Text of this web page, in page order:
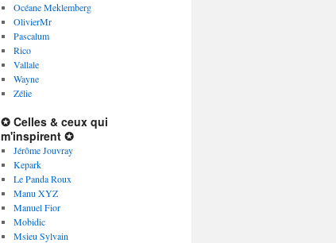
Océane Meklemberg
OlivierMr
Pascalum
Rico
Vallale
Wayne
Zélie
✪ Celles & ceux qui
m'inspirent ✪
Jérôme Jouvray
Kepark
Le Panda Roux
Manu XYZ
Manuel Fior
Mobidic
Msieu Sylvain